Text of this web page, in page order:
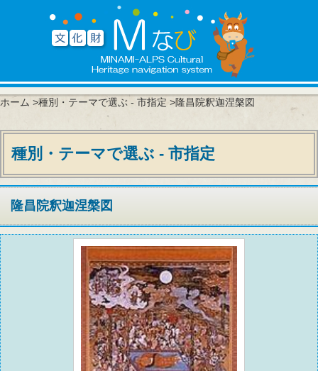
ホーム >種別・テーマで選ぶ - 市指定 >隆昌院釈迦涅槃図
種別・テーマで選ぶ - 市指定
隆昌院釈迦涅槃図